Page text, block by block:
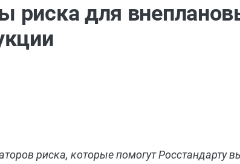
заменить банковской гарантией#бухгалтеру
риска для
риска, которые помогут Росстандарту